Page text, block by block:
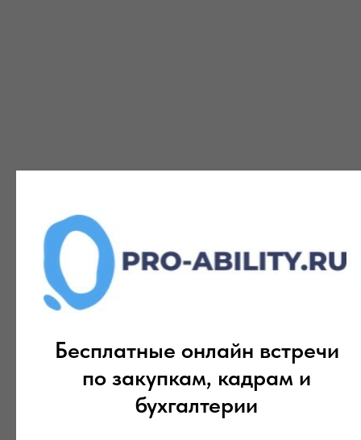
Бесплатные онлайн встречи
по закупкам, кадрам и
бухгалтерии